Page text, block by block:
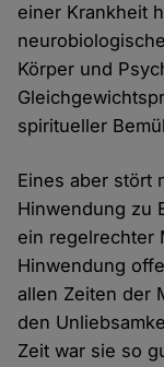
einer Krankheit
Körper und
spiritueller
Eines aber stört
Hinwendung zu
ein regelrechter
Hinwendung
allen Zeiten der
den
Zeit war sie so